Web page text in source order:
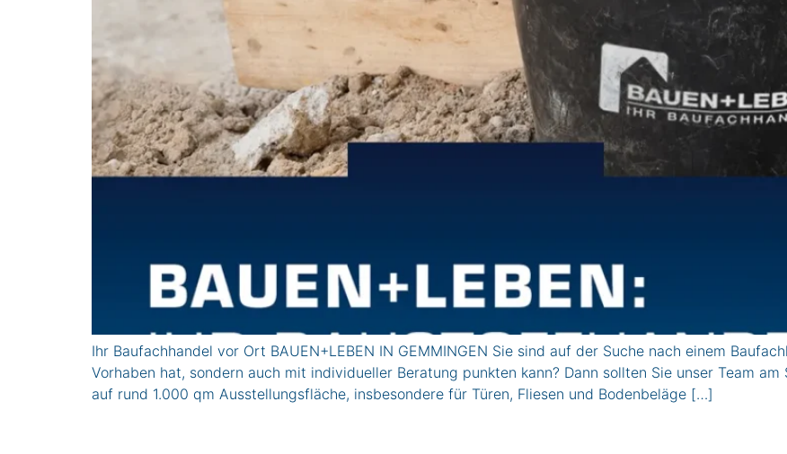
Ihr Baufachhandel vor Ort BAUEN+LEBEN IN GEMMINGEN Sie sind auf der Suche nach einem
Vorhaben hat, sondern auch mit individueller Beratung punkten kann? Dann sollten Sie unser Team
auf rund 1.000 qm Ausstellungsfläche, insbesondere für Türen, Fliesen und Bodenbeläge […]